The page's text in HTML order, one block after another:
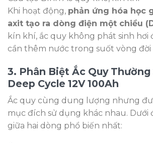
Khi hoạt động, phản ứng hóa học
axit tạo ra dòng điện một chiều
kín khí, ắc quy không phát sinh hơi
cần thêm nước trong suốt vòng đời
3. Phân Biệt Ắc Quy Thường
Deep Cycle 12V 100Ah
Ắc quy cùng dung lượng nhưng
mục đích sử dụng khác nhau. Dưới
giữa hai dòng phổ biến nhất: